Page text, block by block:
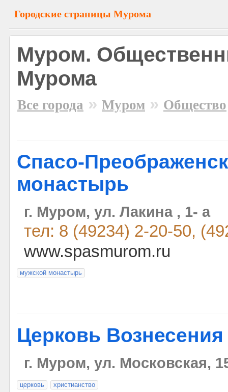
Городские страницы Мурома
Муром.
Мурома
Все города » Муром » Общество
Спасо-
монастырь
г. Муром, ул. Лакина , 1- a
тел: 8 (49234) 2-20-50,
www.spasmurom.ru
мужской монастырь
Церковь
г. Муром, ул. Московская,
церковь христианство